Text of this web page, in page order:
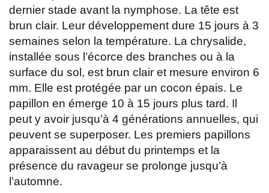
dernier stade avant la nymphose. La tête est
brun clair. Leur développement dure 15 jours à 3
semaines selon la température. La chrysalide,
installée sous l’écorce des branches ou à la
surface du sol, est brun clair et mesure environ 6
mm. Elle est protégée par un cocon épais. Le
papillon en émerge 10 à 15 jours plus tard. Il
peut y avoir jusqu’à 4 générations annuelles, qui
peuvent se superposer. Les premiers papillons
apparaissent au début du printemps et la
présence du ravageur se prolonge jusqu’à
l’automne.